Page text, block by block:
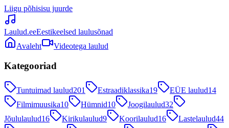
Liigu põhisisu juurde
Laulud.eeEestikeelsed laulusõnad
Avaleht
Videotega laulud
Kategooriad
Tuntuimad laulud201 Estraadiklassika19 EÜE laulud14
Filmimuusika10 Hümnid10 Joogilaulud32
Jõululaulud16 Kirikulaulud9 Koorilaulud16 Lastelaulud44